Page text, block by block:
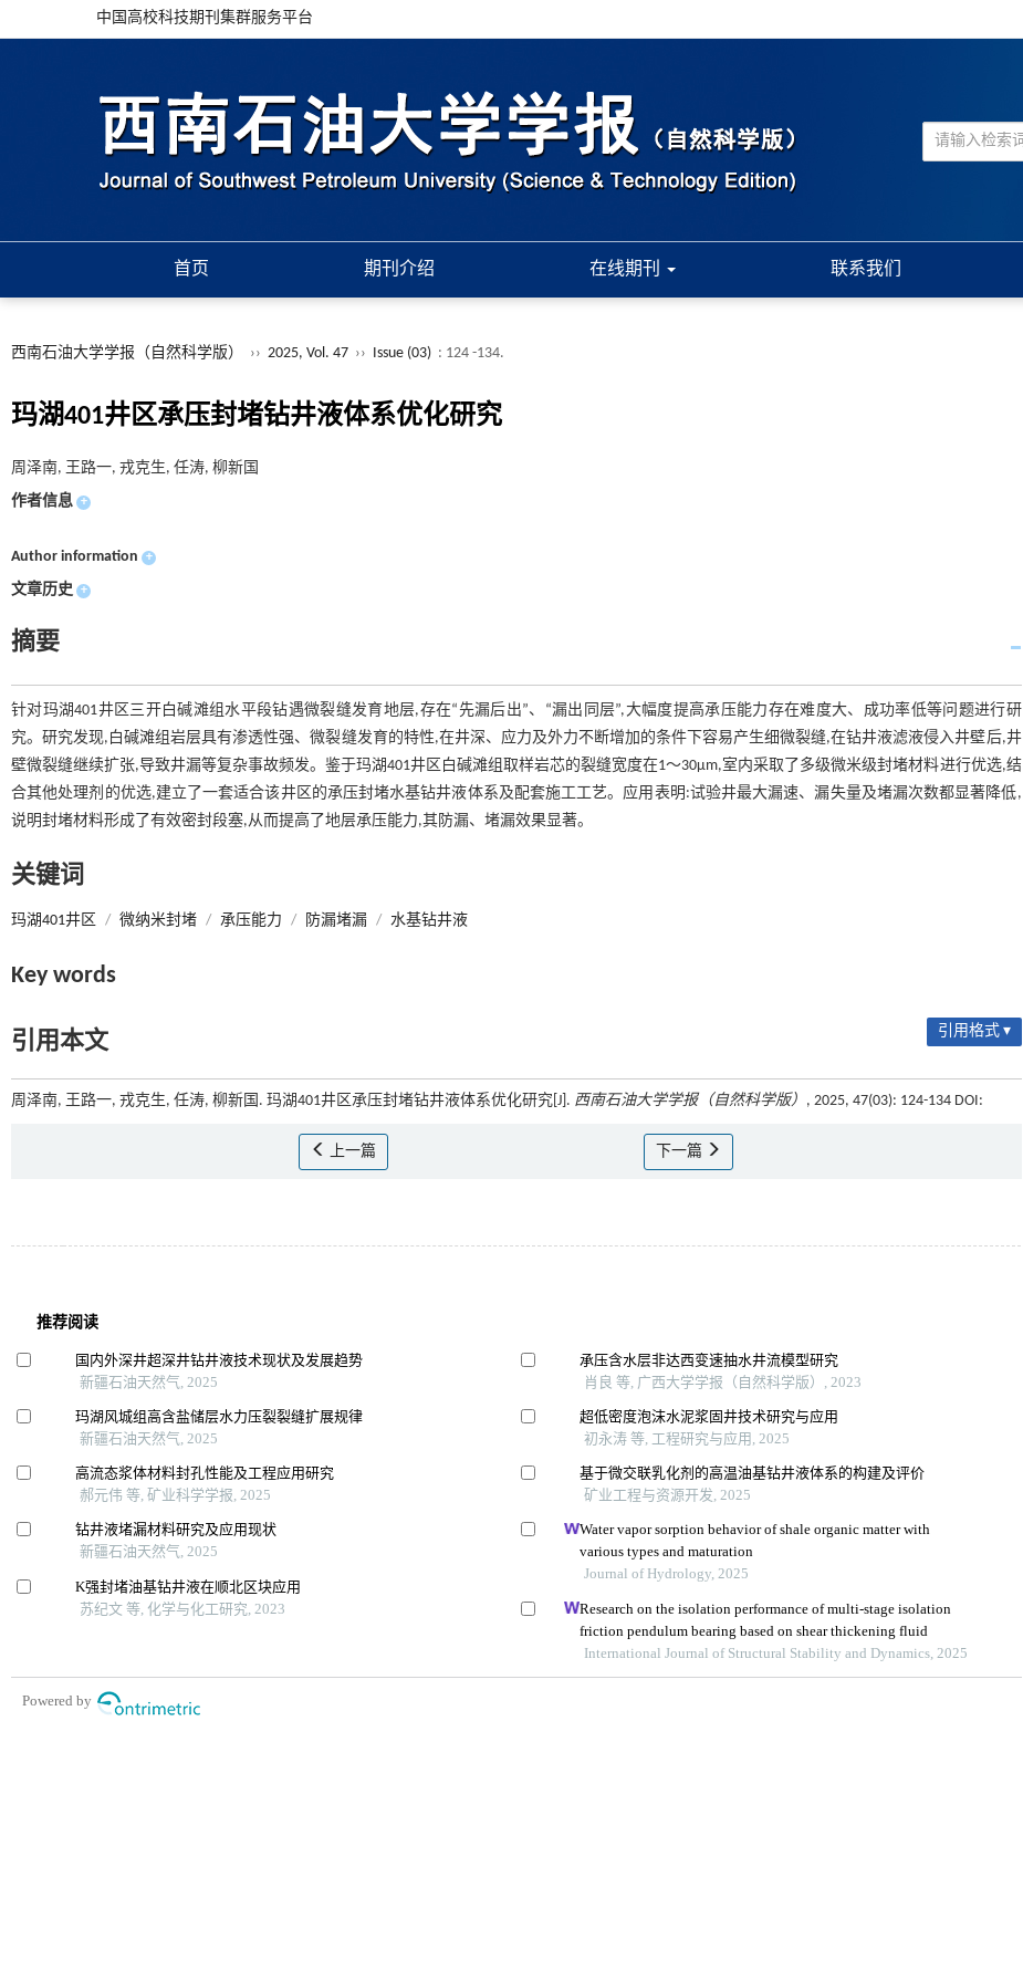
中国高校科技期刊集群服务平台
首页 期刊介绍 在线期刊 联系我们
西南石油大学学报（自然科学版） ›› 2025, Vol. 47 ›› Issue (03) : 124 -134.
玛湖401井区承压封堵钻井液体系优化研究
周泽南, 王路一, 戎克生, 任涛, 柳新国
作者信息 +
Author information +
文章历史 +
摘要
针对玛湖401井区三开白碱滩组水平段钻遇微裂缝发育地层,存在“先漏后出”、“漏出同层”,大幅度提高承压能力存在难度大、成功率低等问题进行研
究。研究发现,白碱滩组岩层具有渗透性强、微裂缝发育的特性,在井深、应力及外力不断增加的条件下容易产生细微裂缝,在钻井液滤液侵入井壁后,井
壁微裂缝继续扩张,导致井漏等复杂事故频发。鉴于玛湖401井区白碱滩组取样岩芯的裂缝宽度在1～30μm,室内采取了多级微米级封堵材料进行优选,结
合其他处理剂的优选,建立了一套适合该井区的承压封堵水基钻井液体系及配套施工工艺。应用表明:试验井最大漏速、漏失量及堵漏次数都显著降低,
说明封堵材料形成了有效密封段塞,从而提高了地层承压能力,其防漏、堵漏效果显著。
关键词
玛湖401井区 / 微纳米封堵 / 承压能力 / 防漏堵漏 / 水基钻井液
Key words
引用本文 引用格式 ▾
周泽南, 王路一, 戎克生, 任涛, 柳新国. 玛湖401井区承压封堵钻井液体系优化研究[J]. 西南石油大学学报（自然科学版） , 2025, 47(03): 124-134 DOI:
上一篇 下一篇